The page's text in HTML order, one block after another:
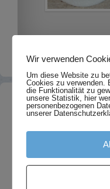
Neues
FIP ist heilbar!
Ein paar Januar-Fotos
Finchens erste und letzte
Wir verwenden
Um diese Website zu
Cookies zu verwenden.
die Funktionalität zu
unsere Statistik, hier
personenbezogenen
unserer